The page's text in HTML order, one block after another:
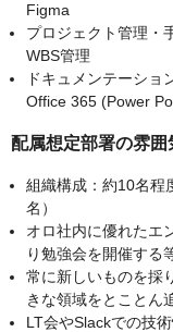
Figma
プロジェクト管理・
WBS管理
ドキュメンテーショ
Office 365 (Power
配属想定部署の雰囲
組織構成：約10名程
名）
オロ社内に優れたエ
り勉強会を開催する
常に新しいものを採
きな領域をとことん
LT会やSlackでの技